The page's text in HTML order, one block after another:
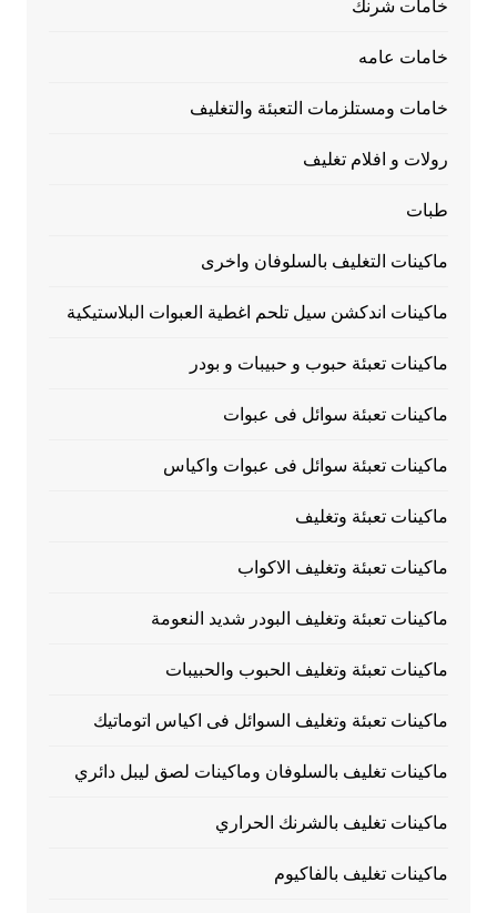
خامات شرنك
خامات عامه
خامات ومستلزمات التعبئة والتغليف
رولات و افلام تغليف
طبات
ماكينات التغليف بالسلوفان واخرى
ماكينات اندكشن سيل تلحم اغطية العبوات البلاستيكية
ماكينات تعبئة حبوب و حبيبات و بودر
ماكينات تعبئة سوائل فى عبوات
ماكينات تعبئة سوائل فى عبوات واكياس
ماكينات تعبئة وتغليف
ماكينات تعبئة وتغليف الاكواب
ماكينات تعبئة وتغليف البودر شديد النعومة
ماكينات تعبئة وتغليف الحبوب والحبيبات
ماكينات تعبئة وتغليف السوائل فى اكياس اتوماتيك
ماكينات تغليف بالسلوفان وماكينات لصق ليبل دائري
ماكينات تغليف بالشرنك الحراري
ماكينات تغليف بالفاكيوم